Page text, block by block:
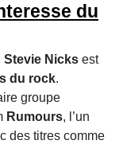
du
Stevie Nicks est
du rock.
groupe
Rumours, l’un
des titres comme